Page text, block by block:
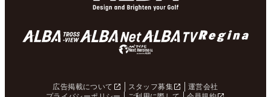
広告掲載について スタッフ募集
運営会社